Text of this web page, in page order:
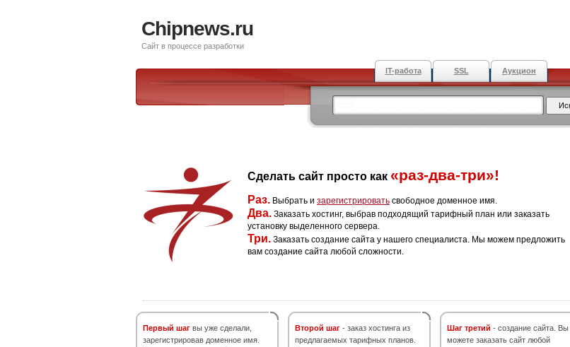
Chipnews.ru
Сайт в процессе разработки
IT-работа SSL Аукцион
Сделать сайт просто как «раз-два-три»!
Раз. Выбрать и зарегистрировать свободное доменное имя.
Два. Заказать хостинг, выбрав подходящий тарифный план или заказать
установку выделенного сервера.
Три. Заказать создание сайта у нашего специалиста. Мы можем предложить
вам создание сайта любой сложности.
Первый шаг вы уже сделали,
зарегистрировав доменное имя.
Второй шаг - заказ хостинга из
предлагаемых тарифных планов.
Шаг третий - создание сайта. Вы
можете заказать сайт любой